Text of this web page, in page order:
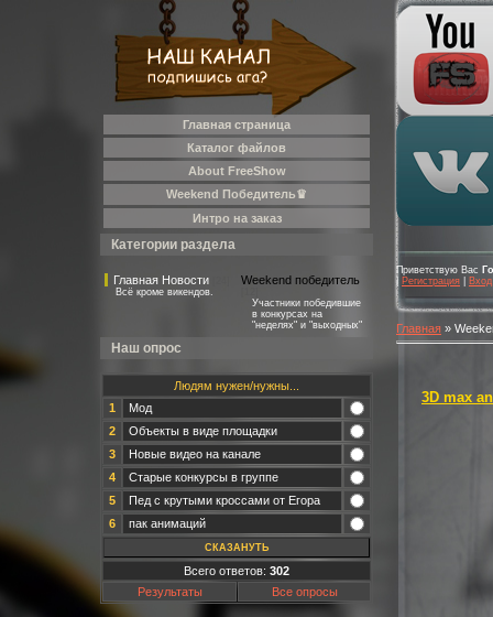
Главная страница
Каталог файлов
About FreeShow
Weekend Победитель♛
Интро на заказ
Категории раздела
Главная Новости
Всё кроме викендов.
Weekend победитель
Участники победившие
в конкурсах на
"неделях" и "выходных"
Наш опрос
Людям нужен/нужны...
1
Мод
2
Объекты в виде площадки
3
Новые видео на канале
4
Старые конкурсы в группе
5
Пед с крутыми кроссами от Егора
6
пак анимаций
Всего ответов: 302
Результаты
Все опросы
Приветствую Вас
| Регистрация Вход
Главная »
3D max